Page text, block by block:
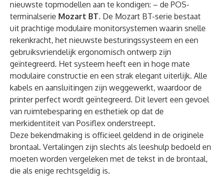
nieuwste topmodellen aan te kondigen: – de POS-
terminalserie Mozart BT. De Mozart BT-serie bestaat
uit prachtige modulaire monitorsystemen waarin snelle
rekenkracht, het nieuwste besturingssysteem en een
gebruiksvriendelijk ergonomisch ontwerp zijn
geïntegreerd. Het systeem heeft een in hoge mate
modulaire constructie en een strak elegant uiterlijk. Alle
kabels en aansluitingen zijn weggewerkt, waardoor de
printer perfect wordt geïntegreerd. Dit levert een gevoel
van ruimtebesparing en esthetiek op dat de
merkidentiteit van Posiflex onderstreept.
Deze bekendmaking is officieel geldend in de originele
brontaal. Vertalingen zijn slechts als leeshulp bedoeld en
moeten worden vergeleken met de tekst in de brontaal,
die als enige rechtsgeldig is.